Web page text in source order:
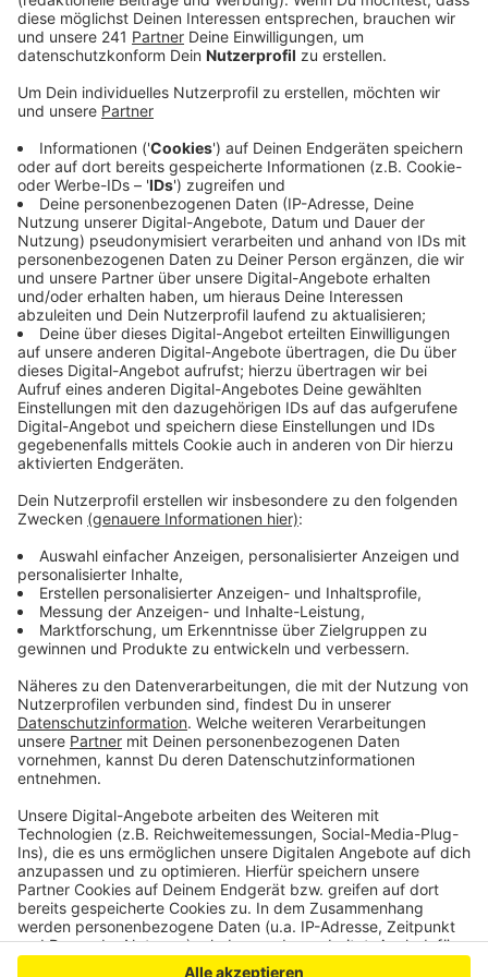
Anzeige
positiv verrückt ist.
Veröffentlicht:Freitag, 17.02.2023 11:37
Gemeinsam mit dem Festkomitee des Kölner
Karnevals von 1823 blicken wir hinter die Kulissen
eines Brauchtums, das nicht nur aus der fünften
Jahreszeit besteht. Und wenn Brauchtum auf Moderne
trifft, dann muss es auch darum gehen, Dinge
allumfassend zu durchleuchten und in einen aktuellen
Kontext zu setzen. Wie war es damals, wie läuft es
heute? Wer sind die Menschen, die den Karneval zu
dem machen, was er heute ist und wie bereiten sie
sich auf die Session vor? Was hat das Ehrenamt mit all
dem zu tun? Wir gehen der Frage nach, woher die
welche Rolle der Karneval dabei spielt. Freut euch
Podcast“.
Anzeige
Anzeige
Anzeige